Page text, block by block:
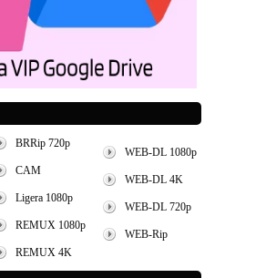
BRRip 720p
CAM
Ligera 1080p
REMUX 1080p
REMUX 4K
WEB-DL 1080p
WEB-DL 4K
WEB-DL 720p
WEB-Rip